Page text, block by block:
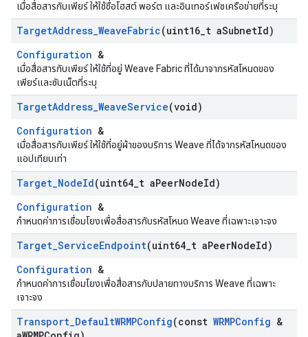
เมื่อสื่อสารกับเพียร์ ให้ใช้ชื่อโฮสต์ พอร์ต และอินเทอร์เฟซเครือข่ายที่ระบุ
TargetAddress_WeaveFabric(uint16 t aSubnetId)
Configuration &
เมื่อสื่อสารกับเพียร์ ให้ใช้ที่อยู่ Weave Fabric ที่ได้มาจากรหัสโหนดของ
เพียร์และซับเน็ตที่ระบุ
TargetAddress_WeaveService(void)
Configuration &
เมื่อสื่อสารกับเพียร์ ให้ใช้ที่อยู่ผ้าของบริการ Weave ที่ได้จากรหัสโหนดของ
แอปเทียบเท่า
Target_NodeId(uint64 t aPeerNodeId)
Configuration &
กำหนดค่าการเชื่อมโยงเพื่อสื่อสารกับรหัสโหนด Weave ที่เฉพาะเจาะจง
Target_ServiceEndpoint(uint64 t aPeerNodeId)
Configuration &
กำหนดค่าการเชื่อมโยงเพื่อสื่อสารกับปลายทางบริการ Weave ที่เฉพาะ
เจาะจง
Transport_DefaultWRMPConfig(const WRMPConfig &